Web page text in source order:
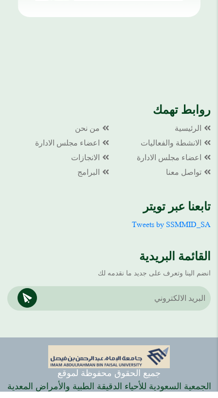
روابط تهمك
الرئيسية
من نحن
الانشطة والفعاليات
اعضاء مجلس الادارة
اعضاء مجلس الادارة
الانجازات
تواصل معنا
البرامج
تابعنا عبر تويتر
Tweets by SSMMID_SA
القائمة البريدية
انضم الينا وتعرف على جديد ما نقدمه لك
جميع الحقوق محفوظة لموقع
الجمعية السعودية للأحياء الدقيقة الطبية والأمراض المعدية